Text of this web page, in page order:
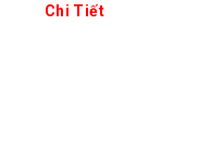
Chi Tiết